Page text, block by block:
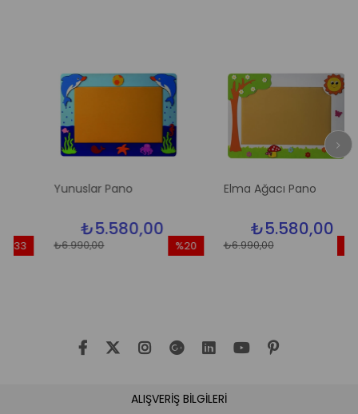
Yunuslar Pano
₺5.580,00
₺6.990,00
%20
Elma Ağacı Pano
₺5.580,00
₺6.990,00
ALIŞVERİŞ BİLGİLERİ